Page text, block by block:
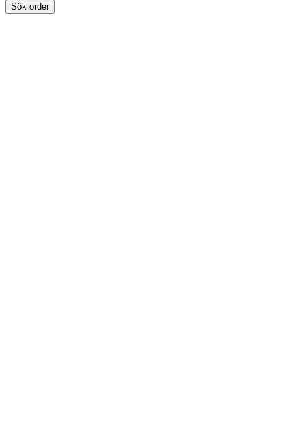
Sök order